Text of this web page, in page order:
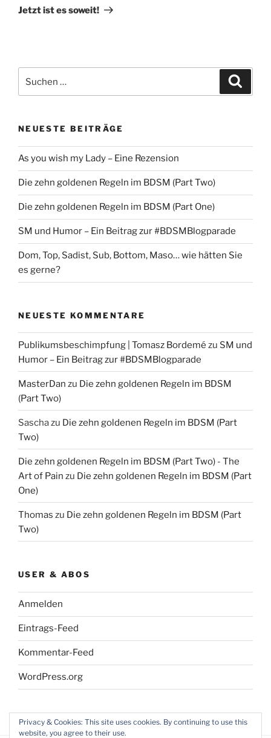
Beitrag
Jetzt ist es soweit!
nach:
NEUESTE BEITRÄGE
As you wish my Lady – Eine Rezension
Die zehn goldenen Regeln im BDSM (Part Two)
Die zehn goldenen Regeln im BDSM (Part One)
SM und Humor – Ein Beitrag zur #BDSMBlogparade
Dom, Top, Sadist, Sub, Bottom, Maso… wie hätten Sie
es gerne?
NEUESTE KOMMENTARE
Publikumsbeschimpfung | Tomasz Bordemé zu SM und
Humor – Ein Beitrag zur #BDSMBlogparade
MasterDan zu Die zehn goldenen Regeln im BDSM
(Part Two)
Saschazu Die zehn goldenen Regeln im BDSM (Part
Two)
Die zehn goldenen Regeln im BDSM (Part Two) - The
Art of Pain zu Die zehn goldenen Regeln im BDSM (Part
One)
Thomas zu Die zehn goldenen Regeln im BDSM (Part
Two)
USER & ABOS
Anmelden
Eintrags-Feed
Kommentar-Feed
WordPress.org
Privacy & Cookies: This site uses cookies. By continuing to use this
website, you agree to their use.